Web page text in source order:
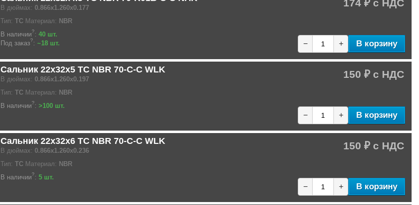
В дюймах: 0.866x1.260x0.177
Тип: TC Материал: NBR
В наличии?: 40 шт.
Под заказ?: ~18 шт.
174 ₽
− + В корзину
Сальник 22x32x5 TC NBR 70-C-C WLK
В дюймах: 0.866x1.260x0.197
Тип: TC Материал: NBR
В наличии?: >100 шт.
150 ₽
− + В корзину
Сальник 22x32x6 TC NBR 70-C-C WLK
В дюймах: 0.866x1.260x0.236
Тип: TC Материал: NBR
В наличии?: 5 шт.
150 ₽
− + В корзину